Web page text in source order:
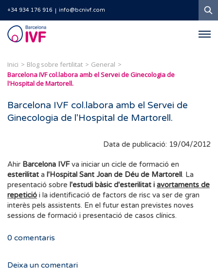
+34 934 176 916 info@bcnivf.com
Barcelona
IVF
Inici Blog sobre fertilitat
General
Barcelona IVF col.labora amb el Servei de Ginecologia de
l'Hospital de Martorell.
Barcelona IVF col.labora amb el Servei de
Ginecologia de l'Hospital de Martorell.
Data de publicació: 19/04/2012
Ahir Barcelona IVFva iniciar un cicle de formació en
esterilitat a l'Hospital Sant Joan de Déu de Martorell. La
presentació sobre l'estudi bàsic d'esterilitat i avortaments de
repetició i la identificació de factors de risc va ser de gran
interès pels assistents. En el futur estan previstes noves
sessions de formació i presentació de casos clínics.
0 comentaris
Deixa un comentari